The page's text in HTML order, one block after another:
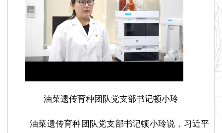
P
l
a
y
油菜遗传育种团队党支部书记顿小玲
油菜遗传育种团队党支部书记顿小玲说，习近平